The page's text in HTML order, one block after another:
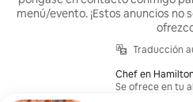
menú/evento. ¡Estos anuncios no
Traducción
Chef en
Se ofrece en tu